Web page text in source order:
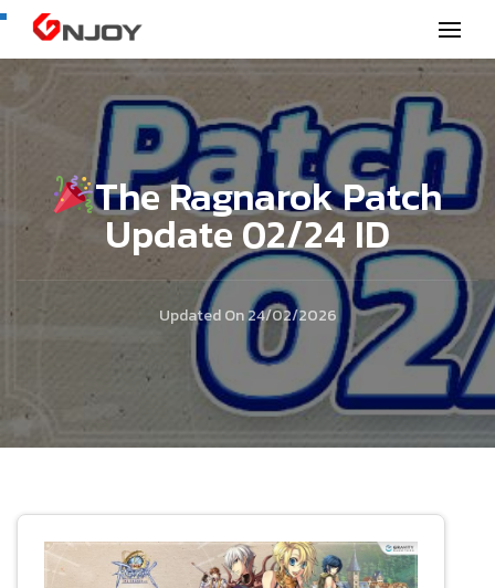
GNjoy mobile news
The Ragnarok Patch
Update 02/24 ID
Updated On24/02/2026